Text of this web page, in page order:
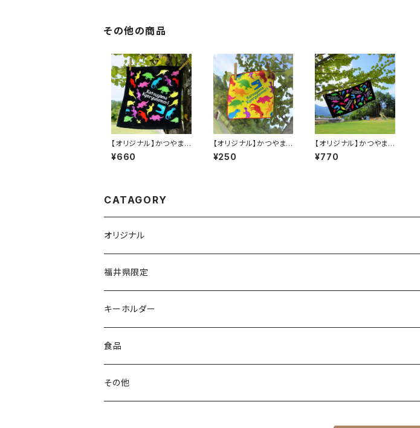
その他の商品
【オリジナル】かつやま
恐竜の森ハンドタオル
¥660
【オリジナル】かつやま
恐竜の森ミニタオル
¥250
【オリジナル】かつやま
恐竜の森タオル
¥770
CATAGORY
オリジナル
タオル
福井県限定
キーホルダー
食品
その他